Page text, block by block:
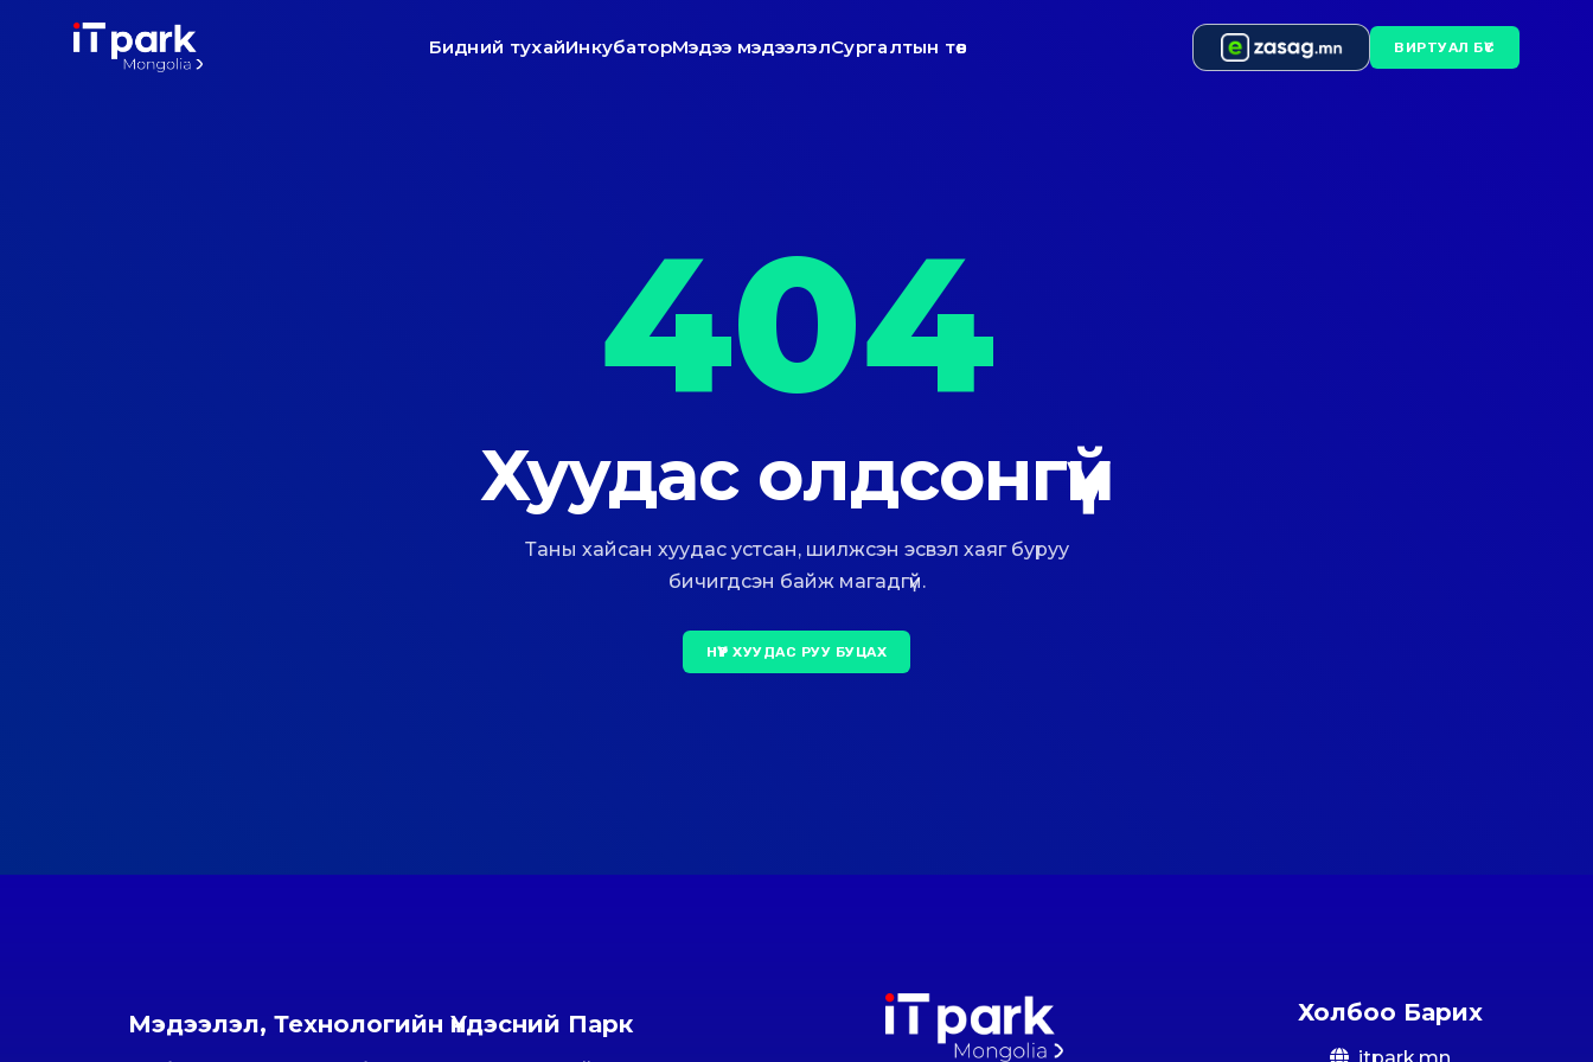
Бидний тухайИнкубаторМэдээ мэдээлэлСургалтын төв ВИРТУАЛ БҮС
404
Хуудас олдсонгүй
Таны хайсан хуудас устсан, шилжсэн эсвэл хаяг буруу
бичигдсэн байж магадгүй.
НҮҮР ХУУДАС РУУ БУЦАХ
Мэдээлэл, Технологийн Үндэсний Парк Холбоо Барих
itpark.mn